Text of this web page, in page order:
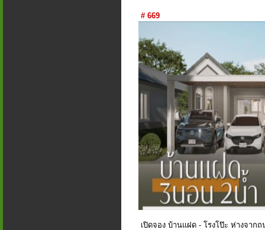
# 669
เปิดจอง บ้านแฝด - โรงโป๊ะ ห่างจากถ